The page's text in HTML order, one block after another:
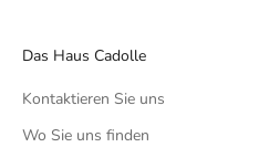
Das Haus Cadolle
Kontaktieren Sie uns
Wo Sie uns finden